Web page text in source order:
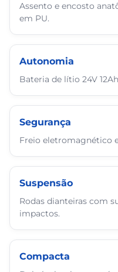
Assento e encosto
em PU.
Autonomia
Bateria de lítio 24V
Segurança
Freio eletromagnético
Suspensão
Rodas dianteiras com
impactos.
Compacta